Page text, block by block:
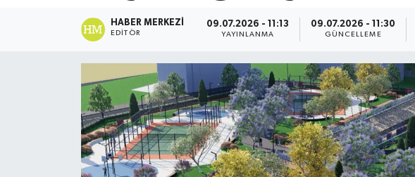
HABER MERKEZI
EDITÖR
09.07.2026 - 11:13
YAYINLANMA
09.07.2026 - 11:30
GÜNCELLEME